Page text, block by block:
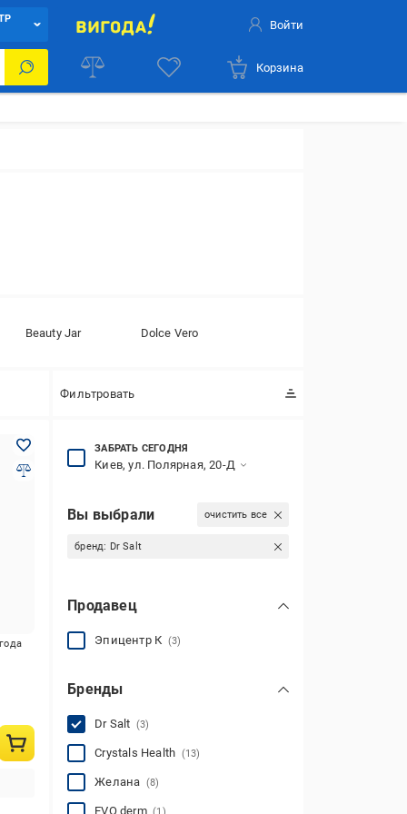
Войти
Корзина
Beauty Jar Dolce Vero
Фильтровать
ЗАБРАТЬ СЕГОДНЯ
Киев, ул. Полярная, 20-Д
Вы выбрали очистить все
бренд: Dr Salt
Продавец
Эпицентр К (3)
Бренды
Dr Salt (3)
Crystals Health (13)
Желана (8)
EVO derm